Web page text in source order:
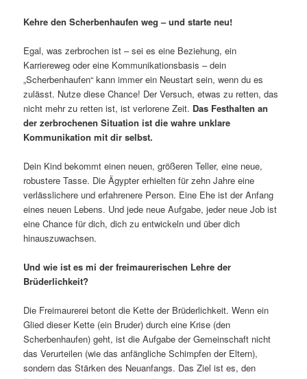
Kehre den Scherbenhaufen weg – und starte neu!
Egal, was zerbrochen ist – sei es eine Beziehung, ein
Karriereweg oder eine Kommunikationsbasis – dein
„Scherbenhaufen“ kann immer ein Neustart sein, wenn du es
zulässt. Nutze diese Chance! Der Versuch, etwas zu retten, das
nicht mehr zu retten ist, ist verlorene Zeit. Das Festhalten an
der zerbrochenen Situation ist die wahre unklare
Kommunikation mit dir selbst.
Dein Kind bekommt einen neuen, größeren Teller, eine neue,
robustere Tasse. Die Ägypter erhielten für zehn Jahre eine
verlässlichere und erfahrenere Person. Eine Ehe ist der Anfang
eines neuen Lebens. Und jede neue Aufgabe, jeder neue Job ist
eine Chance für dich, dich zu entwickeln und über dich
hinauszuwachsen.
Und wie ist es mi der freimaurerischen Lehre der
Brüderlichkeit?
Die Freimaurerei betont die Kette der Brüderlichkeit. Wenn ein
Glied dieser Kette (ein Bruder) durch eine Krise (den
Scherbenhaufen) geht, ist die Aufgabe der Gemeinschaft nicht
das Verurteilen (wie das anfängliche Schimpfen der Eltern),
sondern das Stärken des Neuanfangs. Das Ziel ist es, den